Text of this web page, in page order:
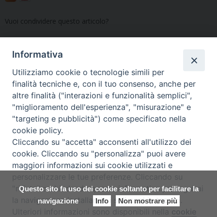
Questo sito fa uso dei cookie soltanto per facilitare la
navigazione
Info Non mostrare più
Vuoi condividere questo articolo?
Si canterà di più a Messa
con il Messale più “musicale”
«Viaggio nella Terza
edizione del Messale
romano»: un filmato per
conoscerla e
contestualizzarla
Copyright © Arcidiocesi di Udine
Piazza Patriarcato, 1 - 33100 Udine
(UD) Tel. 0432.414.511 - Fax 0432.511.838 C.F. 80013900305
Informativa
Utilizziamo cookie o tecnologie simili per
finalità tecniche e, con il tuo consenso, anche per
altre finalità ("interazioni e funzionalità semplici",
"miglioramento dell'esperienza", "misurazione" e
"targeting e pubblicità") come specificato nella
cookie policy.
Cliccando su "accetta" acconsenti all'utilizzo dei
cookie. Cliccando su "personalizza" puoi avere
maggiori informazioni sui cookie utilizzati e
"rifiuta" o chiudendo questa informativa proseguirai
la navigazione installando i soli cookie tecnici.